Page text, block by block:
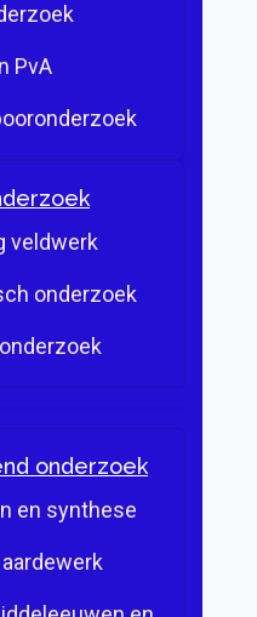
PvA
veldwerk
onderzoek
onderzoek
en synthese